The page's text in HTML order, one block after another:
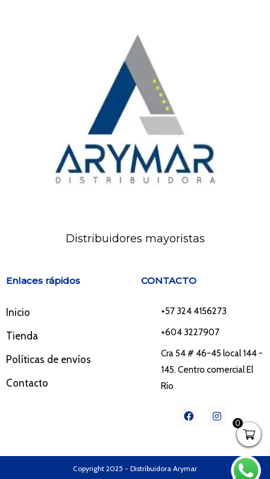
Distribuidores mayoristas
Enlaces rápidos
Inicio
Tienda
Políticas de envíos
Contacto
CONTACTO
+57 324 4156273
+604 3227907
Cra 54 # 46-45 local 144 -
145. Centro comercial El
Río
F
a
o
o
I
n
g
Copyright 2025 - Distribuidora Arymar
0